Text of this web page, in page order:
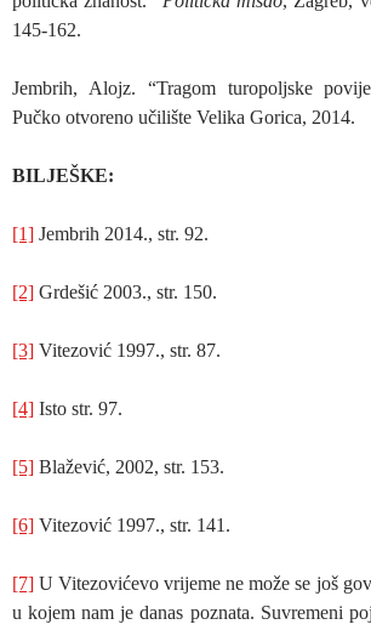
145-162.
Jembrih, Alojz. “Tragom turopoljske
Pučko otvoreno učilište Velika Gorica, 2014.
BILJEŠKE:
[1] Jembrih 2014., str. 92.
[2] Grdešić 2003., str. 150.
[3] Vitezović 1997., str. 87.
[4] Isto str. 97.
[5] Blažević, 2002, str. 153.
[6] Vitezović 1997., str. 141.
[7] U Vitezovićevo vrijeme ne može se još
u kojem nam je danas poznata. Suvremeni